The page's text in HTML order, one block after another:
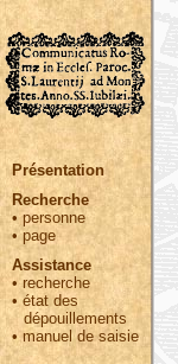
Présentation
Recherche
• personne
•page
Assistance
• recherche
•état des
dépouillements
•manuel de saisie